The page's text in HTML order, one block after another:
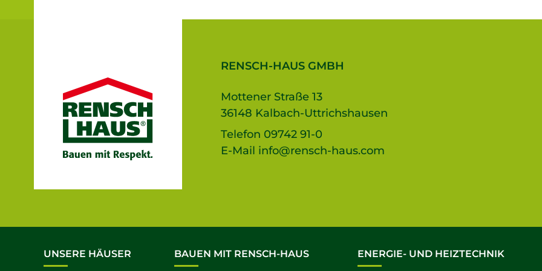
RENSCH-HAUS GMBH
Mottener Straße 13
36148 Kalbach-Uttrichshausen
Telefon 09742 91-0
E-Mail info@rensch-haus.com
UNSERE HÄUSER BAUEN MIT RENSCH-HAUS ENERGIE- UND HEIZTECHNIK